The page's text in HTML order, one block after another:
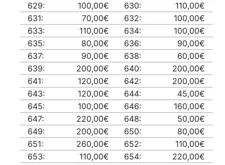
629:
100,00€ 630:
110,00€
631:
70,00€ 632:
100,00€
633:
110,00€ 634:
100,00€
635:
80,00€ 636:
90,00€
637:
90,00€ 638:
60,00€
639:
200,00€ 640:
200,00€
641:
120,00€ 642:
200,00€
643:
120,00€ 644:
45,00€
645:
100,00€ 646:
160,00€
647:
220,00€ 648:
50,00€
649:
200,00€ 650:
80,00€
651:
260,00€ 652:
110,00€
653:
110,00€ 654:
220,00€